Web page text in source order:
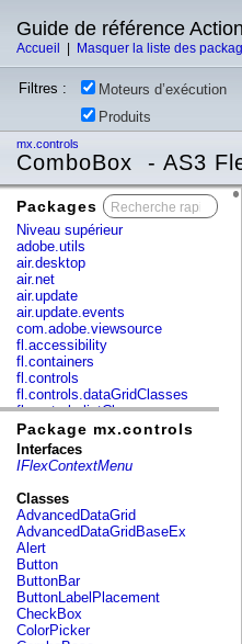
Guide de référence
Accueil Masquer la liste des
Filtres : Moteurs d’exécution
Produits
mx.controls
ComboBox - AS3
Packages
Niveau supérieur
adobe.utils
air.desktop
air.net
air.update
air.update.events
com.adobe.viewsource
fl.accessibility
fl.containers
fl.controls
fl.controls.dataGridClasses
fl.controls.listClasses
fl.controls.progressBarClasses
fl.core
fl.data
fl.events
fl.ik
fl.lang
fl.livepreview
fl.managers
fl.motion
fl.motion.easing
fl.rsl
fl.text
Package mx.controls
Interfaces
IFlexContextMenu
Classes
AdvancedDataGrid
AdvancedDataGridBaseEx
Alert
Button
ButtonBar
ButtonLabelPlacement
CheckBox
ColorPicker